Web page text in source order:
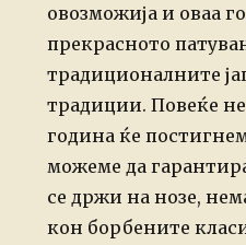
овозможија и оваа
прекрасното
традиционалните
традиции. Повеќе не
година ќе
можеме да
се држи на нозе,
кон борбените